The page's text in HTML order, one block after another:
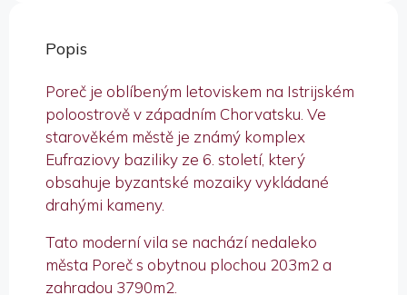
Popis
Poreč je oblíbeným letoviskem na Istrijském
poloostrově v západním Chorvatsku. Ve
starověkém městě je známý komplex
Eufraziovy baziliky ze 6. století, který
obsahuje byzantské mozaiky vykládané
drahými kameny.
Tato moderní vila se nachází nedaleko
města Poreč s obytnou plochou 203m2 a
zahradou 3790m2.